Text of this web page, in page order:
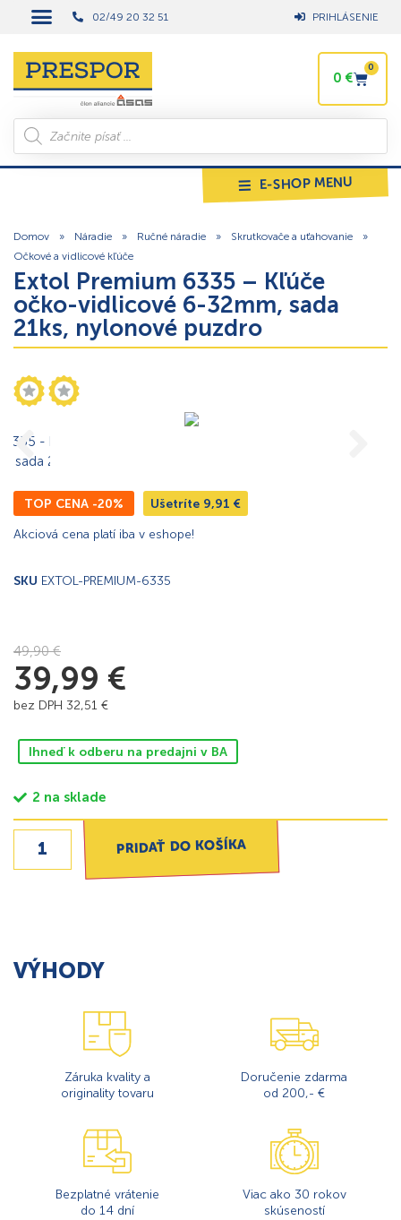
02/49 20 32 51 PRIHLÁSENIE
0 €
0
E-SHOP MENU
Domov » Náradie » Ručné náradie » Skrutkovače a uťahovanie
»
Očkové a vidlicové kľúče
Extol Premium 6335 – Kľúče
očko-vidlicové 6-32mm, sada
21ks, nylonové puzdro
TOP CENA -20% Ušetríte 9,91 €
Akciová cena platí iba v eshope!
SKU EXTOL-PREMIUM-6335
49,90€
39,99 €
bez DPH 32,51 €
Ihneď k odberu na predajni v BA
2 na sklade
PRIDAŤ DO KOŠÍKA
VÝHODY
Záruka kvality a
originality tovaru
Doručenie zdarma
od 200,- €
Bezplatné vrátenie
do 14 dní
Viac ako 30 rokov
skúseností